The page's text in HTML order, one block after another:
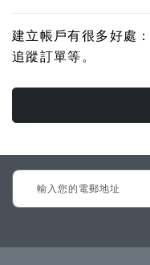
建立帳戶有很多好處
追蹤訂單等。
Sign
Up